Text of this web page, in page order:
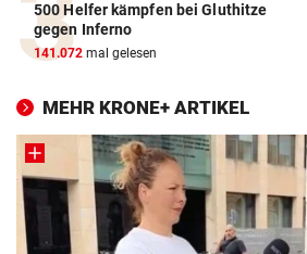
500 Helfer kämpfen bei Gluthitze
gegen Inferno
141.072 mal gelesen
MEHR KRONE+ ARTIKEL